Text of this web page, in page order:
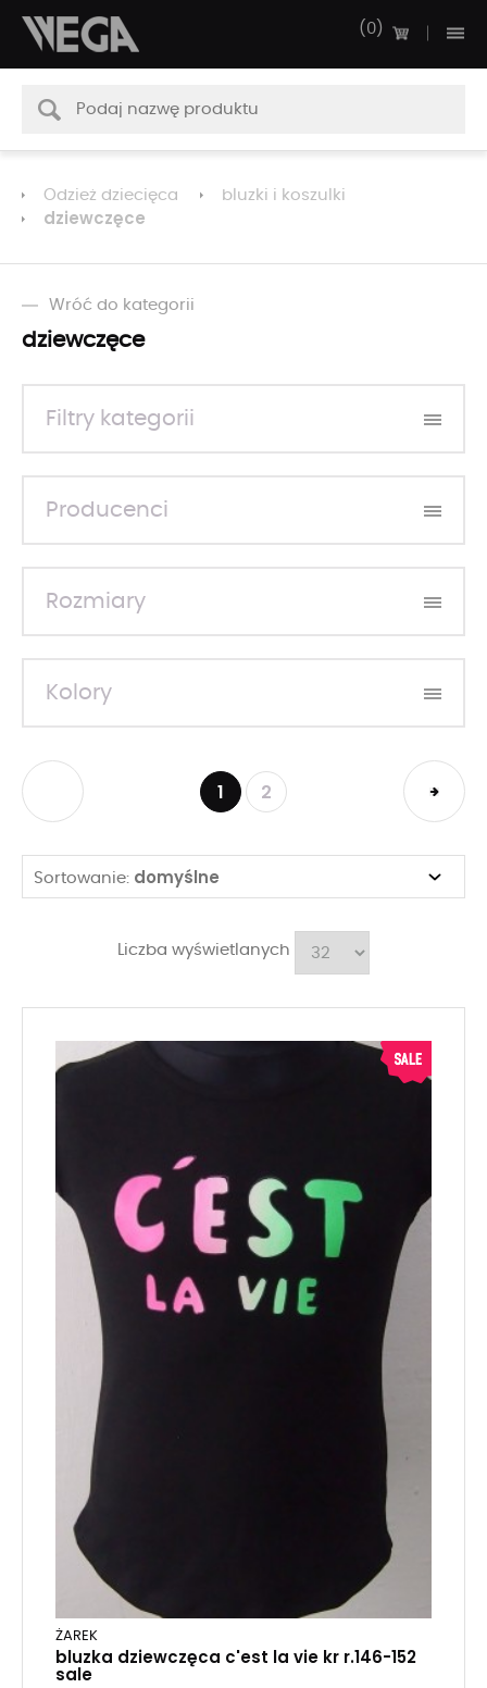
0
Odzież dziecięca bluzki i koszulki
dziewczęce
Wróć do kategorii
dziewczęce
Filtry kategorii
Producenci
Rozmiary
Kolory
1 2
Sortowanie: domyślne
Liczba wyświetlanych
ŻAREK
bluzka dziewczęca c'est la vie kr r.146-152
sale